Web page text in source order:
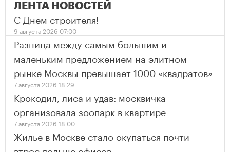
ЛЕНТА НОВОСТЕЙ
С Днем строителя!
9 августа 2026 07:00
Разница между самым большим и
маленьким предложением на элитном
рынке Москвы превышает 1000 «квадратов»
7 августа 2026 18:29
Крокодил, лиса и удав: москвичка
организовала зоопарк в квартире
7 августа 2026 18:00
Жилье в Москве стало окупаться почти